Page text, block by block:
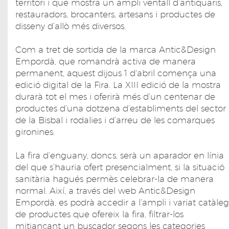
territori i que mostra un ampli ventall d’antiquaris,
restauradors, brocanters, artesans i productes de
disseny d’allò més diversos.
Com a tret de sortida de la marca Antic&Design
Empordà, que romandrà activa de manera
permanent, aquest dijous 1 d'abril comença una
edició digital de la Fira. La XIII edició de la mostra
durarà tot el mes i oferirà més d’un centenar de
productes d’una dotzena d’establiments del sector
de la Bisbal i rodalies i d’arreu de les comarques
gironines.
La fira d’enguany, doncs, serà un aparador en línia
del que s’hauria ofert presencialment, si la situació
sanitària hagués permès celebrar-la de manera
normal. Així, a través del web Antic&Design
Empordà, es podrà accedir a l’ampli i variat catàleg
de productes que ofereix la fira, filtrar-los
mitjançant un buscador segons les categories